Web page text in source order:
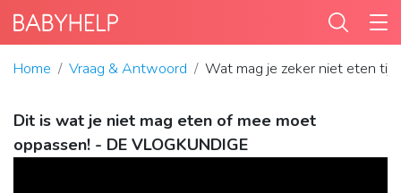
Home Vraag & Antwoord Wat mag je zeker niet eten
Dit is wat je niet mag eten of mee moet
oppassen! - DE VLOGKUNDIGE